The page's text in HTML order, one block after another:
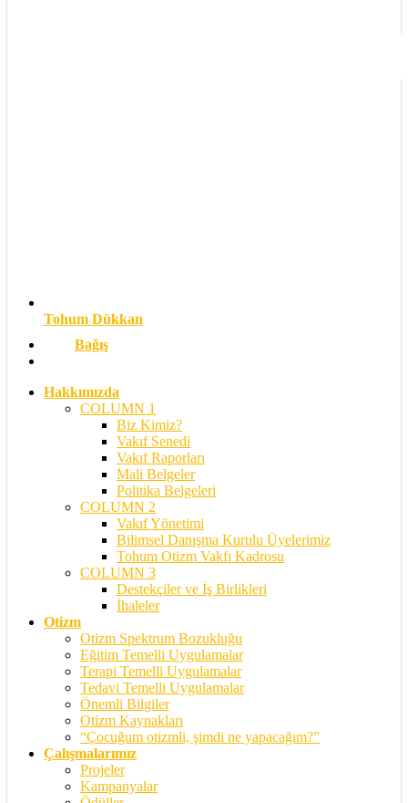
Tohum Dükkan
Bağış
Hakkımızda
COLUMN 1
Biz Kimiz?
Vakıf Senedi
Vakıf Raporları
Mali Belgeler
Politika Belgeleri
COLUMN 2
Vakıf Yönetimi
Bilimsel Danışma Kurulu Üyelerimiz
Tohum Otizm Vakfı Kadrosu
COLUMN 3
Destekçiler ve İş Birlikleri
İhaleler
Otizm
Otizm Spektrum Bozukluğu
Eğitim Temelli Uygulamalar
Terapi Temelli Uygulamalar
Tedavi Temelli Uygulamalar
Önemli Bilgiler
Otizm Kaynakları
“Çocuğum otizmli, şimdi ne yapacağım?”
Çalışmalarımız
Projeler
Kampanyalar